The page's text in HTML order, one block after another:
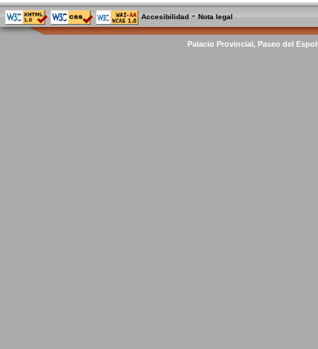
Accesibilidad -Nota legal
Palacio Provincial, Paseo del